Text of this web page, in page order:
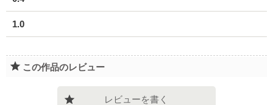
1.0
この作品のレビュー
レビューを書く